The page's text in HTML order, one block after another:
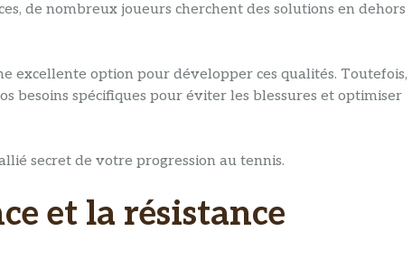
de nombreux joueurs cherchent des solutions en dehors
excellente option pour développer ces qualités. Toutefois,
besoins spécifiques pour éviter les blessures et optimiser
secret de votre progression au tennis.
et la résistance